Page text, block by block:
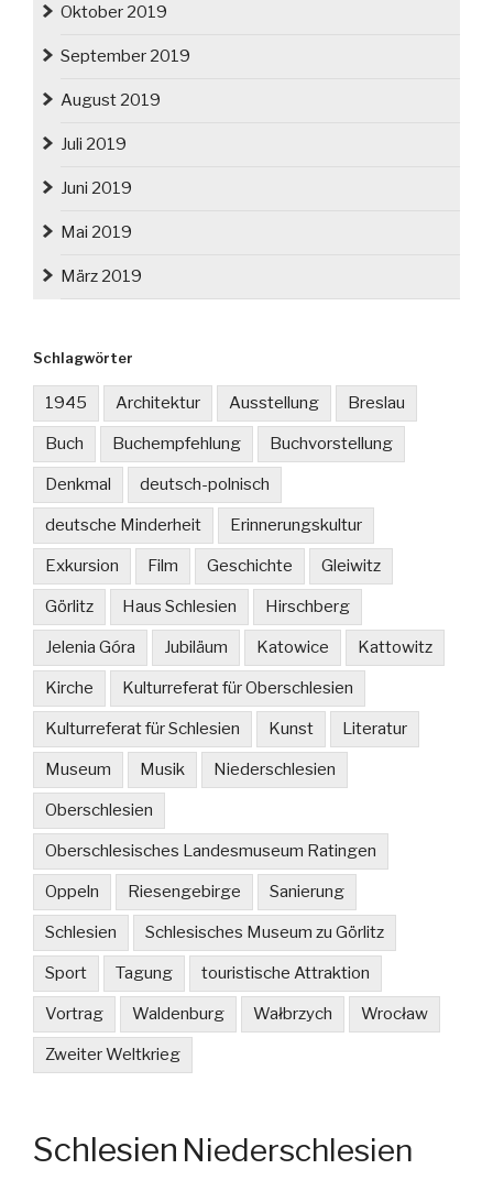
Oktober 2019
September 2019
August 2019
Juli 2019
Juni 2019
Mai 2019
März 2019
Schlagwörter
1945 Architektur Ausstellung Breslau
Buch Buchempfehlung Buchvorstellung
Denkmal deutsch-polnisch
deutsche Minderheit Erinnerungskultur
Exkursion Film Geschichte Gleiwitz
Görlitz Haus Schlesien Hirschberg
Jelenia Góra Jubiläum Katowice Kattowitz
Kirche Kulturreferat für Oberschlesien
Kulturreferat für Schlesien Kunst Literatur
Museum Musik Niederschlesien
Oberschlesien
Oberschlesisches Landesmuseum Ratingen
Oppeln Riesengebirge Sanierung
Schlesien Schlesisches Museum zu Görlitz
Sport Tagung touristische Attraktion
Vortrag Waldenburg Wałbrzych Wrocław
Zweiter Weltkrieg
Schlesien Niederschlesien